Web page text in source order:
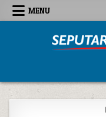
Skip to content
MENU